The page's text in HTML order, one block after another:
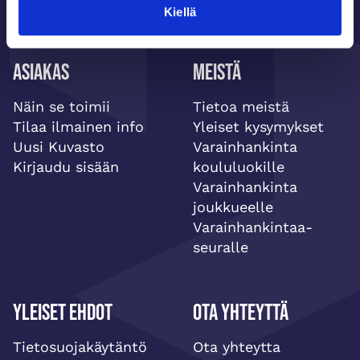
Kiellä
Asiakas
Näin se toimii
Tilaa ilmainen info
Uusi Kuvasto
Kirjaudu sisään
Meistä
Tietoa meistä
Yleiset kysymykset
Varainhankinta
koululuokille
Varainhankinta
joukkueelle
Varainhankintaa-
seuralle
Yleiset ehdot
Tietosuojakäytäntö
Ota yhteyttä
Ota yhteytta